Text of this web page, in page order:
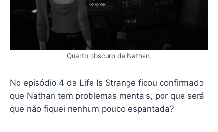
Quarto obscuro de Nathan.
No episódio 4 de Life Is Strange ficou confirmado
que Nathan tem problemas mentais, por que será
que não fiquei nenhum pouco espantada?